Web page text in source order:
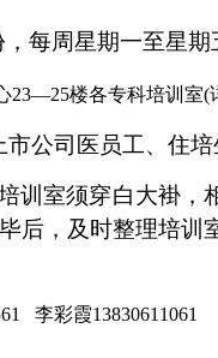
，每周星期一至星期
23—25楼各专科培训室(
公司医员工、住培
训室须穿白大褂，
后，及时整理培训
李彩霞13830611061